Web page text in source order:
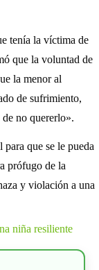
tenía la víctima de
que la voluntad de
la menor al
de sufrimiento,
no quererlo».
que se le pueda
prófugo de la
y violación a una
niña resiliente